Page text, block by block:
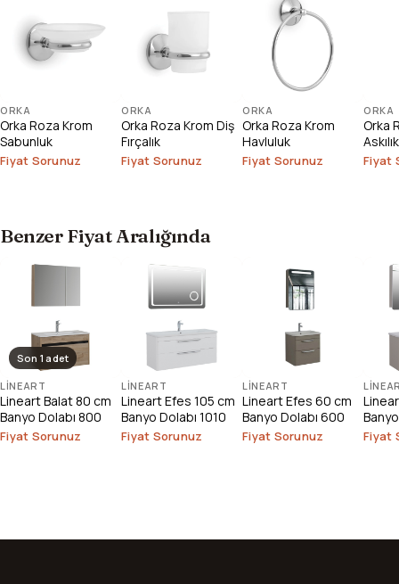
ORKA
Orka Roza Krom
Sabunluk
Fiyat Sorunuz
ORKA
Orka Roza Krom Diş
Fırçalık
Fiyat Sorunuz
ORKA
Orka Roza Krom
Havluluk
Fiyat Sorunuz
ORKA
Orka
Askılık
Fiyat
Benzer Fiyat Aralığında
Son 1 adet
LINEART
Lineart Balat 80 cm
Banyo Dolabı 800
Fiyat Sorunuz
LINEART
Lineart Efes 105 cm
Banyo Dolabı 1010
Fiyat Sorunuz
LINEART
Lineart Efes 60 cm
Banyo Dolabı 600
Fiyat Sorunuz Fiyat